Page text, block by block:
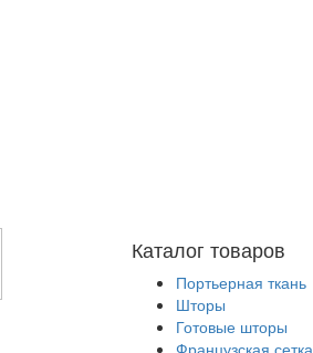
Каталог товаров
Портьерная ткань
Шторы
Готовые шторы
Французская сетка